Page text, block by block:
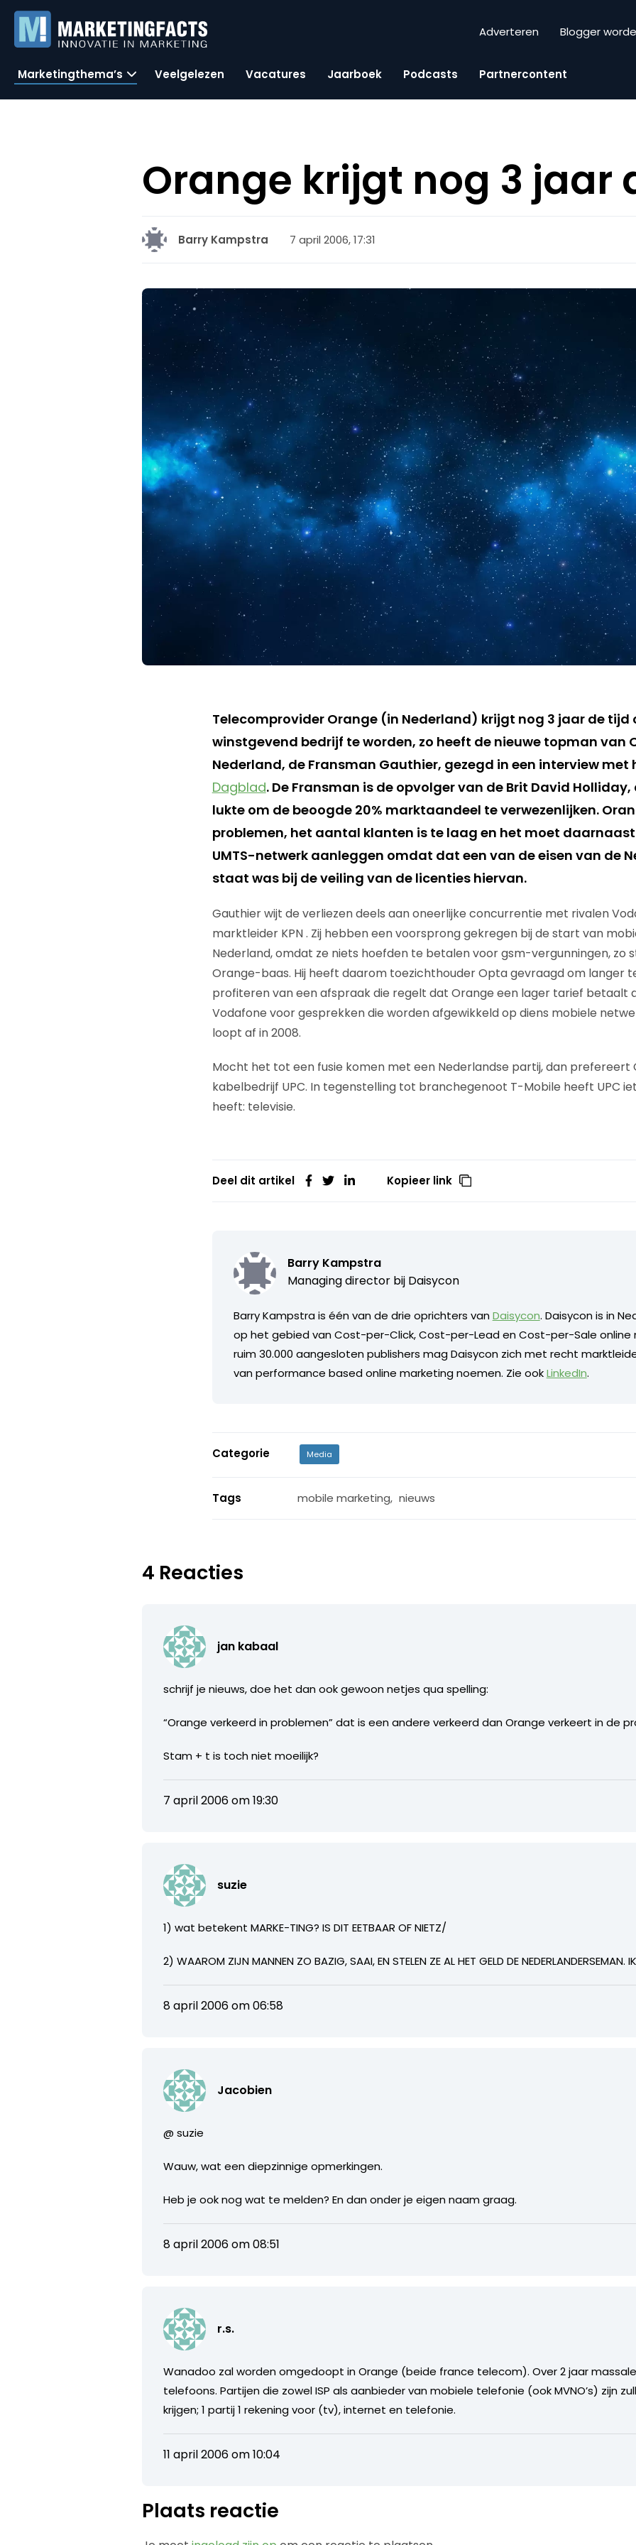
Adverteren Blogger
Marketingthema’s Veelgelezen Vacatures Jaarboek Podcasts Partnercontent
Orange krijgt nog 3 jaar
Barry Kampstra 7 april 2006, 17:31
Telecomprovider Orange (in Nederland) krijgt nog 3 jaar de tijd
winstgevend bedrijf te worden, zo heeft de nieuwe topman van
Nederland, de Fransman Gauthier, gezegd in een interview met
Dagblad. De Fransman is de opvolger van de Brit David
lukte om de beoogde 20% marktaandeel te verwezenlijken.
problemen, het aantal klanten is te laag en het moet daarnaast
UMTS-netwerk aanleggen omdat dat een van de eisen van de
staat was bij de veiling van de licenties hiervan.
Gauthier wijt de verliezen deels aan oneerlijke concurrentie met rivalen
marktleider KPN . Zij hebben een voorsprong gekregen bij de start van
Nederland, omdat ze niets hoefden te betalen voor gsm-vergunningen, zo
Orange-baas. Hij heeft daarom toezichthouder Opta gevraagd om langer
profiteren van een afspraak die regelt dat Orange een lager tarief betaalt
Vodafone voor gesprekken die worden afgewikkeld op diens mobiele
loopt af in 2008.
Mocht het tot een fusie komen met een Nederlandse partij, dan prefereert
kabelbedrijf UPC. In tegenstelling tot branchegenoot T-Mobile heeft UPC
heeft: televisie.
Deel dit artikel Kopieer link
Barry Kampstra
Managing director bij Daisycon
Barry Kampstra is één van de drie oprichters vanDaisycon. Daisycon is in
op het gebied van Cost-per-Click, Cost-per-Lead en Cost-per-Sale online
ruim 30.000 aangesloten publishers mag Daisycon zich met recht
van performance based online marketing noemen. Zie ookLinkedIn.
Categorie Media
Tags mobile marketing, nieuws
4 Reacties
jan kabaal
schrijf je nieuws, doe het dan ook gewoon netjes qua spelling:
“Orange verkeerd in problemen” dat is een andere verkeerd dan Orange verkeert in de
Stam + t is toch niet moeilijk?
7 april 2006 om 19:30
suzie
1) wat betekent MARKE-TING? IS DIT EETBAAR OF NIETZ/
2) WAAROM ZIJN MANNEN ZO BAZIG, SAAI, EN STELEN ZE AL HET GELD DE NEDERLANDERSEMAN.
8 april 2006 om 06:58
Jacobien
@ suzie
Wauw, wat een diepzinnige opmerkingen.
Heb je ook nog wat te melden? En dan onder je eigen naam graag.
8 april 2006 om 08:51
r.s.
Wanadoo zal worden omgedoopt in Orange (beide france telecom). Over 2 jaar
telefoons. Partijen die zowel ISP als aanbieder van mobiele telefonie (ook MVNO’s) zijn
krijgen; 1 partij 1 rekening voor (tv), internet en telefonie.
11 april 2006 om 10:04
Plaats reactie